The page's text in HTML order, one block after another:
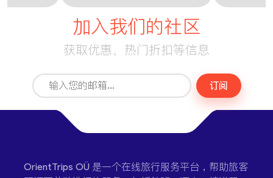
美食丰盛而美味， plov
（一种加肉和胡萝卜的米饭）
几乎是每顿宴席的中心菜。其他最受欢迎的菜肴还包
shashlik（烤肉）、manti（蒸饺）和
市场上的时令水果。
乌兹别克斯坦的真正独特之处在于它融合了真实性和
便利性。虽然现代化的基础设施在不断扩大 — 新酒
店、高速列车和更好的服务 —，但乌兹别克斯坦仍然
中寻求文化、历史和温暖人际关系的游客来说，这里
加入我们的社区
获取优惠、热门折扣等信息
订阅
OrientTrips OÜ 是一个在线旅行服务平台，帮助旅客